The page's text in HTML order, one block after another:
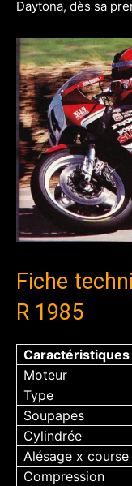
Daytona, dès sa
Fiche
R 1985
Caractéristiques
Moteur
Type
Soupapes
Cylindrée
Alésage x course
Compression